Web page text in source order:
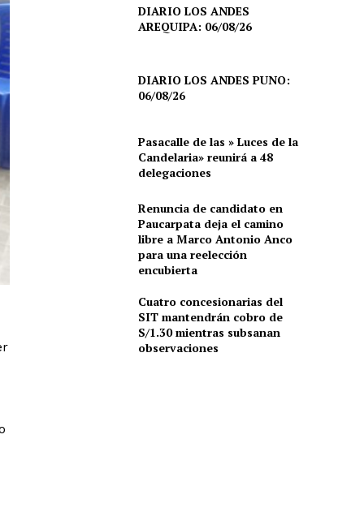
DIARIO LOS ANDES
AREQUIPA: 06/08/26
DIARIO LOS ANDES PUNO:
06/08/26
Pasacalle de las » Luces de la
Candelaria» reunirá a 48
delegaciones
Renuncia de candidato en
Paucarpata deja el camino
libre a Marco Antonio Anco
para una reelección
encubierta
Cuatro concesionarias del
SIT mantendrán cobro de
S/1.30 mientras subsanan
observaciones